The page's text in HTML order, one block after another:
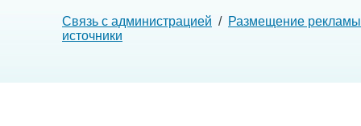
Связь с администрацией / Размещение рекламы
источники